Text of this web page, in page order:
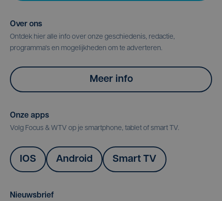
Over ons
Ontdek hier alle info over onze geschiedenis, redactie,
programma's en mogelijkheden om te adverteren.
Meer info
Onze apps
Volg Focus & WTV op je smartphone, tablet of smart TV.
IOS Android Smart TV
Nieuwsbrief